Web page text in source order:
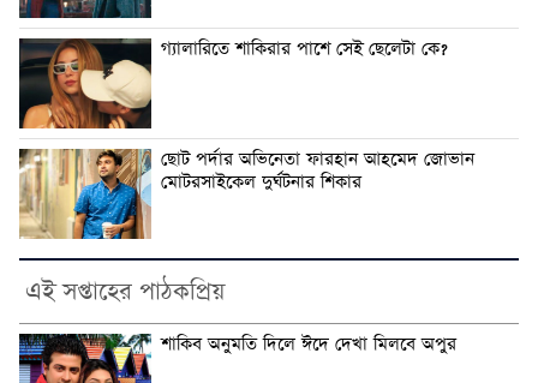
গ্যালারিতে শাকিরার পাশে সেই ছেলেটা কে?
ছোট পর্দার অভিনেতা ফারহান আহমেদ জোভান
মোটরসাইকেল দুর্ঘটনার শিকার
এই সপ্তাহের পাঠকপ্রিয়
শাকিব অনুমতি দিলে ঈদে দেখা মিলবে অপুর